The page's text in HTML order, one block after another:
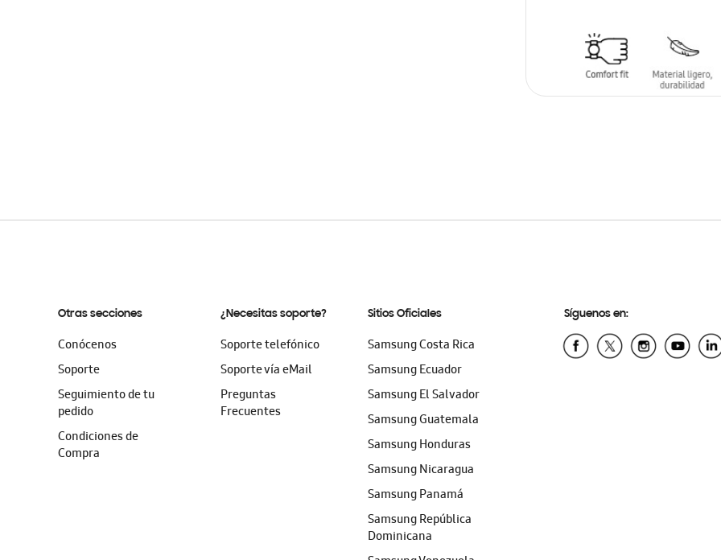
Otras secciones
Conócenos
Soporte
Seguimiento de tu
pedido
Condiciones de
Compra
¿Necesitas soporte?
Soporte telefónico
Soporte vía eMail
Preguntas
Frecuentes
Sitios Oficiales
Samsung Costa Rica
Samsung Ecuador
Samsung El Salvador
Samsung Guatemala
Samsung Honduras
Samsung Nicaragua
Samsung Panamá
Samsung República
Dominicana
Síguenos en: